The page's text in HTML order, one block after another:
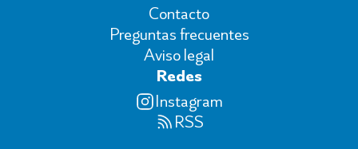
Contacto
Preguntas frecuentes
Aviso legal
Redes
Instagram
RSS